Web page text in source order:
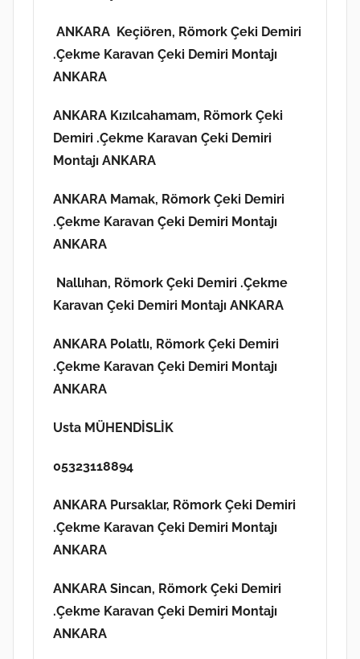
ANKARA Keçiören, Römork Çeki Demiri
.Çekme Karavan Çeki Demiri Montajı
ANKARA
ANKARA Kızılcahamam, Römork Çeki
Demiri .Çekme Karavan Çeki Demiri
Montajı ANKARA
ANKARA Mamak, Römork Çeki Demiri
.Çekme Karavan Çeki Demiri Montajı
ANKARA
Nallıhan, Römork Çeki Demiri .Çekme
Karavan Çeki Demiri Montajı ANKARA
ANKARA Polatlı, Römork Çeki Demiri
.Çekme Karavan Çeki Demiri Montajı
ANKARA
Usta MÜHENDİSLİK
05323118894
ANKARA Pursaklar, Römork Çeki Demiri
.Çekme Karavan Çeki Demiri Montajı
ANKARA
ANKARA Sincan, Römork Çeki Demiri
.Çekme Karavan Çeki Demiri Montajı
ANKARA